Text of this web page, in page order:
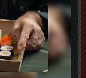
POLICIAL PUENTE ALTO